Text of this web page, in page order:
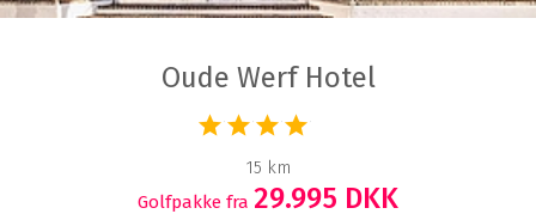
Oude Werf Hotel
15 km
Golfpakke fra 29.995 DKK